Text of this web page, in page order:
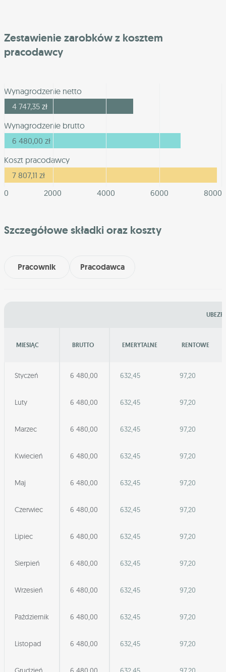
Zestawienie zarobków z kosztem
pracodawcy
Wynagrodzenie netto
4 747,35 zł
Wynagrodzenie brutto
6 480,00 zł
Koszt pracodawcy
7 807,11 zł
0
2000 4000 6000 8000
Szczegółowe składki oraz koszty
Pracownik Pracodawca
MIESIĄC BRUTTO EMERYTALNE RENTOWE
Styczeń 6 480,00 632,45 97,20
Luty 6 480,00 632,45 97,20
Marzec 6 480,00 632,45 97,20
Kwiecień 6 480,00 632,45 97,20
Maj 6 480,00 632,45 97,20
Czerwiec 6 480,00 632,45 97,20
Lipiec 6 480,00 632,45 97,20
Sierpień 6 480,00 632,45 97,20
Wrzesień 6 480,00 632,45 97,20
Październik 6 480,00 632,45 97,20
Listopad 6 480,00 632,45 97,20